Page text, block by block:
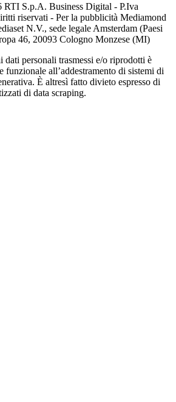
RTI S.p.A. Business Digital - P.Iva
riservati - Per la pubblicità Mediamond
N.V., sede legale Amsterdam (Paesi
46, 20093 Cologno Monzese (MI)
dati personali trasmessi e/o riprodotti è
funzionale all’addestramento di sistemi di
È altresì fatto divieto espresso di
di data scraping.